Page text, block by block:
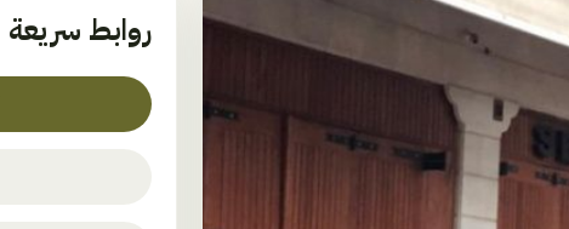
روابط سريعة